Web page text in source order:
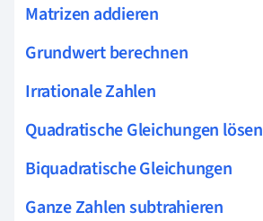
Matrizen addieren
Grundwert berechnen
Irrationale Zahlen
Quadratische Gleichungen lösen
Biquadratische Gleichungen
Ganze Zahlen subtrahieren